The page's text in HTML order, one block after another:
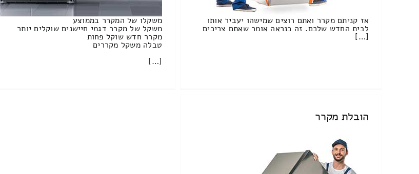
אז קניתם מקרר ואתם רוצים שמישהו יעביר אותו
לבית החדש שלכם. זה כנראה אומר שאתם צריכים
[…]
משקלו של המקרר בממוצע
משקל של מקרר דגמי חיישנים שוקלים יותר
מקרר חדש שוקל פחות
טבלה משקל מקררים
[…]
הובלת מקרר